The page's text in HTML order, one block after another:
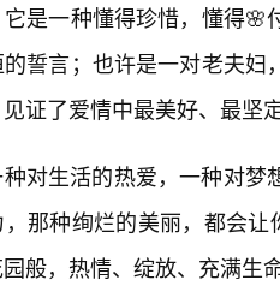
是一种懂得珍惜，懂得
誓言；也许是一对老夫
证了爱情中最美好、最坚
对生活的热爱，一种对
那种绚烂的美丽，都会
般，热情、绽放、充满生